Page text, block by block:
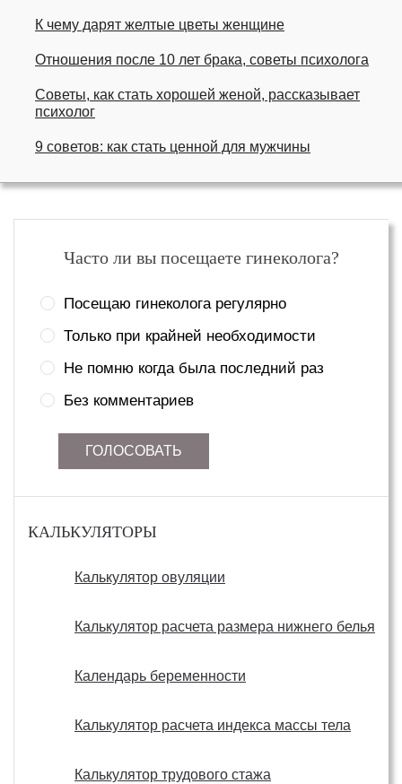
К чему дарят желтые цветы женщине
Отношения после 10 лет брака, советы психолога
Советы, как стать хорошей женой, рассказывает
психолог
9 советов: как стать ценной для мужчины
Часто ли вы посещаете гинеколога?
Посещаю гинеколога регулярно
Только при крайней необходимости
Не помню когда была последний раз
Без комментариев
ГОЛОСОВАТЬ
КАЛЬКУЛЯТОРЫ
Калькулятор овуляции
Калькулятор расчета размера нижнего белья
Календарь беременности
Калькулятор расчета индекса массы тела
Калькулятор трудового стажа